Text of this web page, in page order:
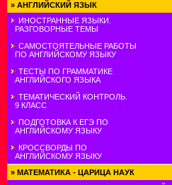
» АНГЛИЙСКИЙ ЯЗЫК
ИНОСТРАННЫЕ ЯЗЫКИ.
РАЗГОВОРНЫЕ ТЕМЫ
САМОСТОЯТЕЛЬНЫЕ РАБОТЫ
ПО АНГЛИЙСКОМУ ЯЗЫКУ
ТЕСТЫ ПО ГРАММАТИКЕ
АНГЛИЙСКОГО ЯЗЫКА
ТЕМАТИЧЕСКИЙ КОНТРОЛЬ.
9 КЛАСС
ПОДГОТОВКА К ЕГЭ ПО
АНГЛИЙСКОМУ ЯЗЫКУ
КРОССВОРДЫ ПО
АНГЛИЙСКОМУ ЯЗЫКУ
» МАТЕМАТИКА - ЦАРИЦА НАУК